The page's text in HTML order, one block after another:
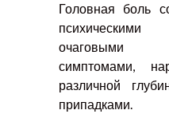
Головная боль
очаговыми
симптомами,
различной
припадками.